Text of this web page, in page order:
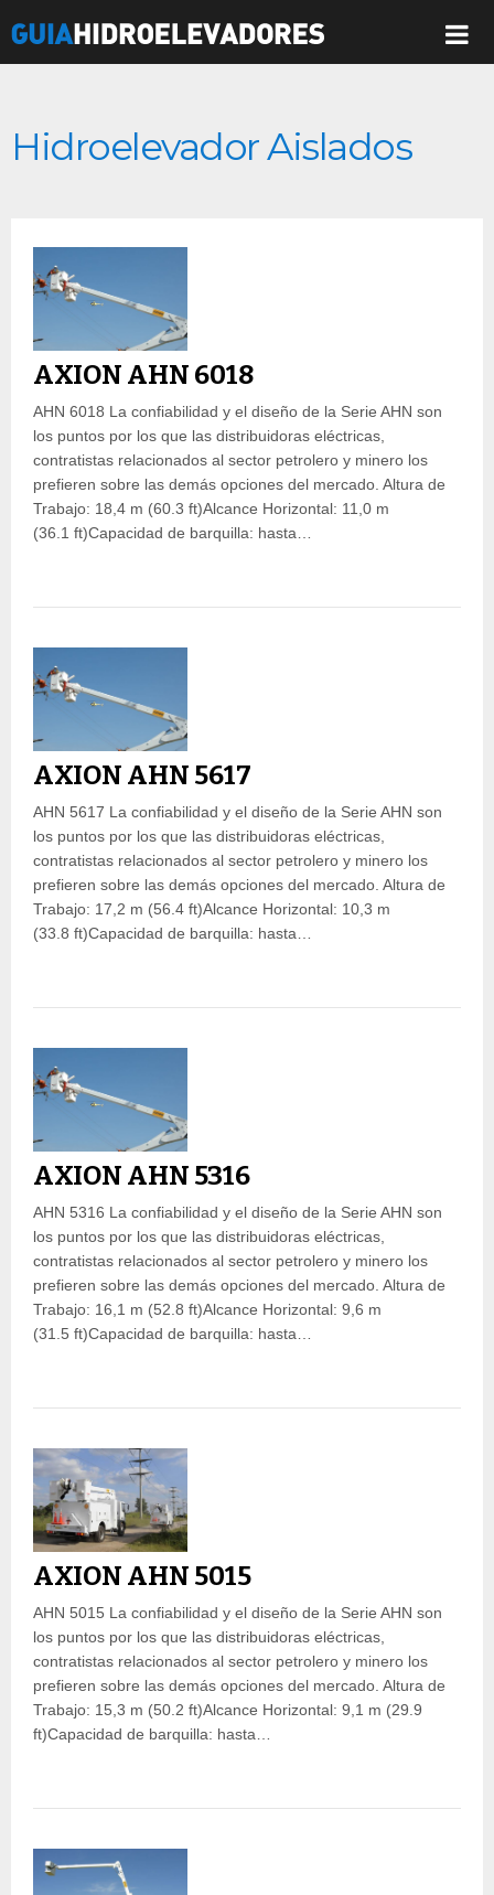
Hidroelevador Aislados
AXION AHN 6018
AHN 6018 La confiabilidad y el diseño de la Serie AHN son
los puntos por los que las distribuidoras eléctricas,
contratistas relacionados al sector petrolero y minero los
prefieren sobre las demás opciones del mercado. Altura de
Trabajo: 18,4 m (60.3 ft)Alcance Horizontal: 11,0 m
(36.1 ft)Capacidad de barquilla: hasta…
AXION AHN 5617
AHN 5617 La confiabilidad y el diseño de la Serie AHN son
los puntos por los que las distribuidoras eléctricas,
contratistas relacionados al sector petrolero y minero los
prefieren sobre las demás opciones del mercado. Altura de
Trabajo: 17,2 m (56.4 ft)Alcance Horizontal: 10,3 m
(33.8 ft)Capacidad de barquilla: hasta…
AXION AHN 5316
AHN 5316 La confiabilidad y el diseño de la Serie AHN son
los puntos por los que las distribuidoras eléctricas,
contratistas relacionados al sector petrolero y minero los
prefieren sobre las demás opciones del mercado. Altura de
Trabajo: 16,1 m (52.8 ft)Alcance Horizontal: 9,6 m
(31.5 ft)Capacidad de barquilla: hasta…
AXION AHN 5015
AHN 5015 La confiabilidad y el diseño de la Serie AHN son
los puntos por los que las distribuidoras eléctricas,
contratistas relacionados al sector petrolero y minero los
prefieren sobre las demás opciones del mercado. Altura de
Trabajo: 15,3 m (50.2 ft)Alcance Horizontal: 9,1 m (29.9
ft)Capacidad de barquilla: hasta…